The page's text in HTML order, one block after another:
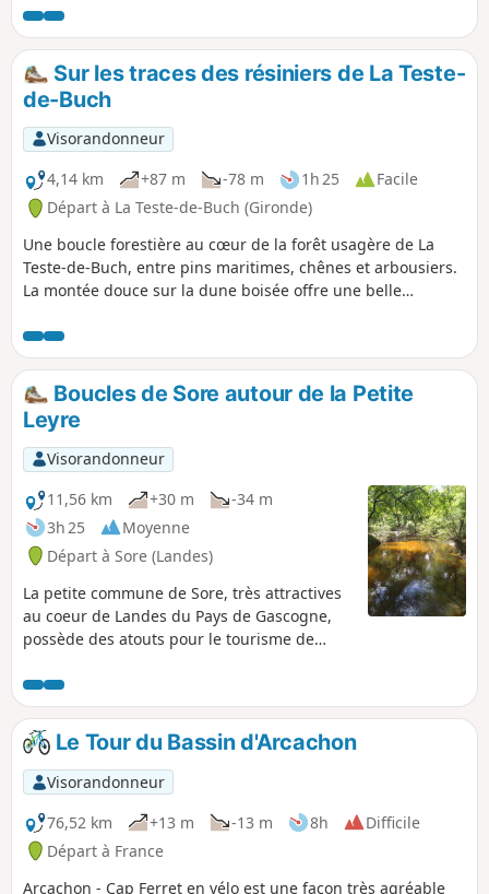
de cette cité balnéaire qui a connu de
grandes heures et en a conservé
beaucoup de témoignages.
Sur les traces des résiniers de La Teste-
de-Buch
Visorandonneur
4,14 km
+87 m -78 m 1h 25
Facile
Départ à La Teste-de-Buch (Gironde)
Une boucle forestière au cœur de la forêt usagère de La
Teste-de-Buch, entre pins maritimes, chênes et arbousiers.
La montée douce sur la dune boisée offre une belle
layons sableux. Parcours principalement ombragé.
Boucles de Sore autour de la Petite
Leyre
Visorandonneur
11,56 km
+30 m
-34 m
3h 25
Moyenne
Départ à Sore (Landes)
La petite commune de Sore, très attractives
au coeur de Landes du Pays de Gascogne,
possède des atouts pour le tourisme de
Le Tour du Bassin d'Arcachon
Visorandonneur
76,52 km
+13 m -13 m 8h
Difficile
Départ à France
Arcachon - Cap Ferret en vélo est une façon très agréable